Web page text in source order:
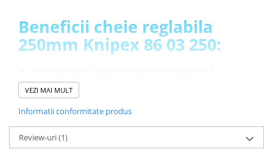
Beneficii cheie reglabila
250mm Knipex 86 03 250:
profesional si casnic
Capacitatea excelenta de a prinde, tine, apasa si indoi
piese.
ajustare.
Manerul ergonomic ofera o manipularea precisa a
VEZI MAI MULT
Informatii conformitate produs
Review-uri(1)